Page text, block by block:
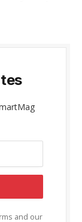
and our